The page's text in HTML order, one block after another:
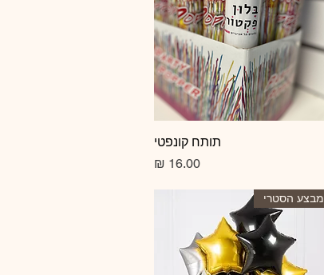
תצוגה מהירהתותח קונפטי
מחיר
מבצע הסטרי